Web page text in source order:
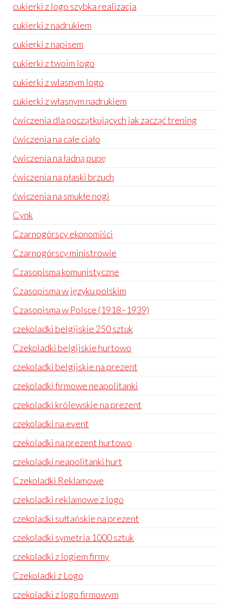
cukierki z logo szybka realizacja
cukierki z nadrukiem
cukierki z napisem
cukierki z twoim logo
cukierki z wlasnym logo
cukierki z własnym nadrukiem
ćwiczenia dla początkujących jak zacząć trening
ćwiczenia na całe ciało
ćwiczenia na ładną pupę
ćwiczenia na płaski brzuch
ćwiczenia na smukłe nogi
Cynk
Czarnogórscy ekonomiści
Czarnogórscy ministrowie
Czasopisma komunistyczne
Czasopisma w języku polskim
Czasopisma w Polsce (1918–1939)
czekoladki belgijskie 250 sztuk
Czekoladki belgijskie hurtowo
czekoladki belgijskie na prezent
czekoladki firmowe neapolitanki
czekoladki królewskie na prezent
czekoladki na event
czekoladki na prezent hurtowo
czekoladki neapolitanki hurt
Czekoladki Reklamowe
czekoladki reklamowe z logo
czekoladki sułtańskie na prezent
czekoladki symetria 1000 sztuk
czekoladki z logiem firmy
Czekoladki z Logo
czekoladki z logo firmowym